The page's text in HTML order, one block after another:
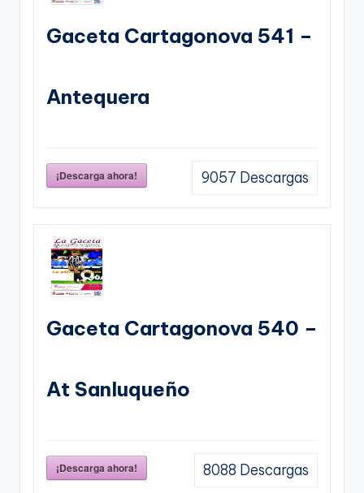
Gaceta Cartagonova 541 –
Antequera
¡Descarga ahora! 9057 Descargas
Gaceta Cartagonova 540 –
At Sanluqueño
¡Descarga ahora! 8088 Descargas